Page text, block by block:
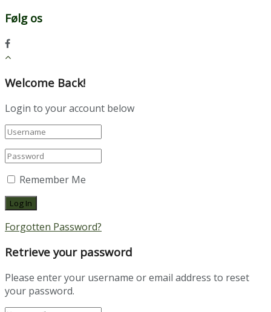
Følg os
Welcome Back!
Login to your account below
Remember Me
Forgotten Password?
Retrieve your password
Please enter your username or email address to reset
your password.